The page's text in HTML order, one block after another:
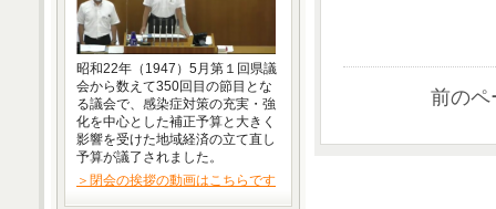
前のペ
昭和22年（1947）5月第１回県議
会から数えて350回目の節目とな
る議会で、感染症対策の充実・強
化を中心とした補正予算と大きく
影響を受けた地域経済の立て直し
予算が議了されました。
＞閉会の挨拶の動画はこちらです